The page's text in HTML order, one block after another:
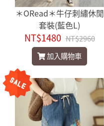
＊ORead＊牛仔刺繡休閒
套裝(藍色L)
NT$1480 NT$2960
加入購物車